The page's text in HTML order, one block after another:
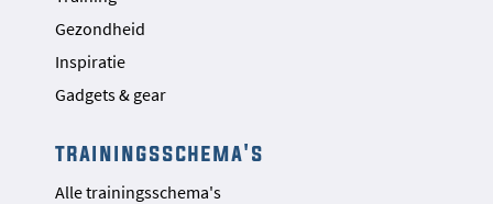
Gezondheid
Inspiratie
Gadgets & gear
trainingsschema's
Alle trainingsschema's